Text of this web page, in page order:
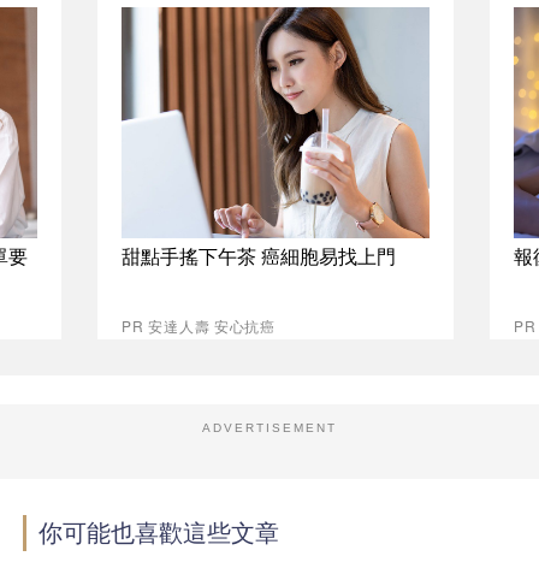
要 甜點手搖下午茶 癌細胞易找上門
PR 安達人壽 安心抗癌
報
ADVERTISEMENT
你可能也喜歡這些文章